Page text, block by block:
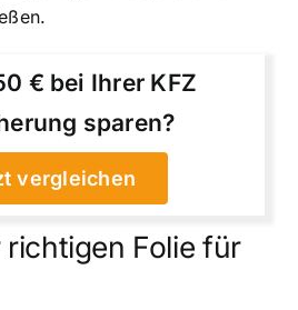
€ bei Ihrer KFZ
sparen?
vergleichen
Folie für